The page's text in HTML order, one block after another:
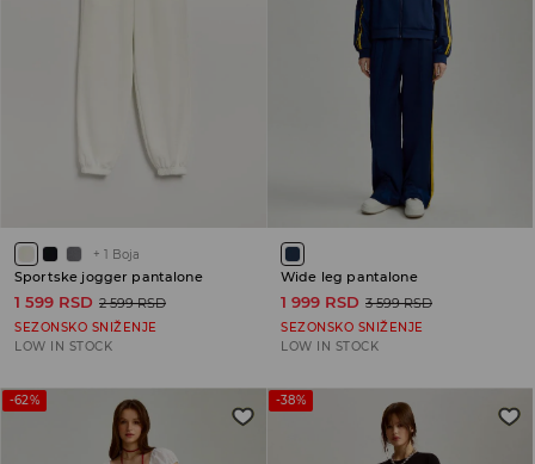
+ 1 Boja
Sportske jogger pantalone
1 599 RSD 2 599 RSD
SEZONSKO SNIŽENJE
LOW IN STOCK
Wide leg pantalone
1 999 RSD 3 599 RSD
SEZONSKO SNIŽENJE
LOW IN STOCK
-62% -38%